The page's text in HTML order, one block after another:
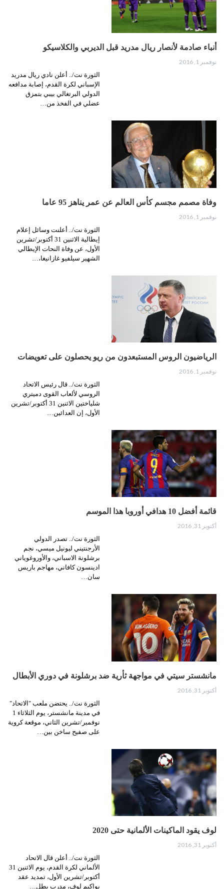
أنباء صادمة لأنصار ريال مدريد قبل الديربي والكلاسيكو
نوفمبر 1, 2016
الثورة نت/.. أعلن نادي ريال مدريد
الإسباني لكرة القدم، إصابة مدافعه
الدولي البرتغالي بيبي بتمزق
عضلي في الفخذ من…
وفاة مصمم مجسم كأس العالم عن عمر يناهز 95 عاما
نوفمبر 1, 2016
الثورة نت/.. أعلنت وسائل إعلام
إيطالية الاثنين 31 أكتوبر/تشرين
الأول، عن وفاة النحات الإيطالي
الشهير سيلفيو غازانيغا،…
الرياضيون الروس المستبعدون من ريو يحصلون على تعويضات
نوفمبر 1, 2016
الثورة نت/.. قال رئيس الاتحاد
الروسي لألعاب القوى دميتري
شلياختين الاثنين 31 أكتوبر/تشرين
الأول، إن العدائين…
قائمة أفضل 10 هدافي أوروبا هذا الموسم
أكتوبر 31, 2016
الثورة نت/.. تصدر الدولي
الأرجنتيني ليونيل ميسي، نجم
برشلونة الاسباني، والأوروغوياني
ادينسون كافاني، مهاجم باريس
سان…
مانشستر سيتي في مواجهة ثأرية ضد برشلونة في دوري الأبطال
أكتوبر 31, 2016
الثورة نت/.. يحتضن ملعب "الاتحاد"
في مدينة مانشستر، يوم الثلاثاء 1
نوفمبر/تشرين الثاني، موقعة كروية
على صفيح ساخن بين…
لوف يقود الماكينات الألمانية حتى 2020
أكتوبر 31, 2016
الثورة نت/.. أعلن قال الاتحاد
الألماني لكرة القدم، يوم الاثنين 31
أكتوبر/تشرين الأول، تمديد عقد
يواكيم لوف، مدرب بطل…